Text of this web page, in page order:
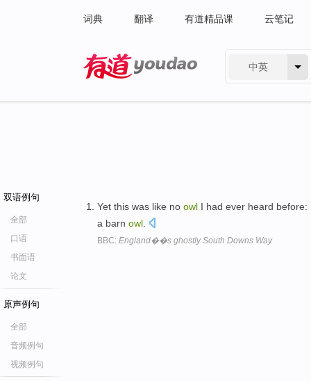
词典 翻译 有道精品课 云笔记
中英
双语例句
全部
口语
书面语
论文
原声例句
全部
音频例句
视频例句
Yet this was like no owl I had ever heard
a barn owl
BBC: England��s ghostly South Downs Way